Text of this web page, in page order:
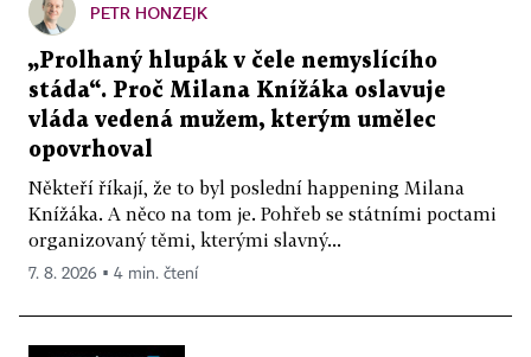
PETR HONZEJK
„Prolhaný hlupák v čele nemyslícího
stáda“. Proč Milana Knížáka oslavuje
vláda vedená mužem, kterým umělec
opovrhoval
Někteří říkají, že to byl poslední happening Milana
Knížáka. A něco na tom je. Pohřeb se státními poctami
organizovaný těmi, kterými slavný...
7. 8. 2026 ▪ 4 min. čtení